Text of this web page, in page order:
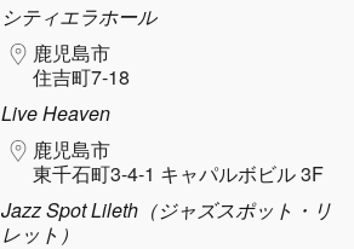
シティエラホール
鹿児島市
住吉町7-18
Live Heaven
鹿児島市
東千石町3-4-1 キャパルボビル 3F
Jazz Spot Lileth（ジャズスポット・リ
レット）